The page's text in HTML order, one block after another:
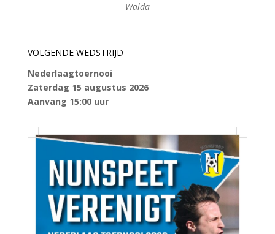
Walda
VOLGENDE WEDSTRIJD
Nederlaagtoernooi
Zaterdag 15 augustus 2026
Aanvang 15:00 uur